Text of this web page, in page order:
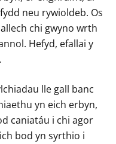
neu rywioldeb. Os
chi gwyno wrth
Hefyd, efallai y
lle gall banc
yn eich erbyn,
caniatáu i chi agor
bod yn syrthio i